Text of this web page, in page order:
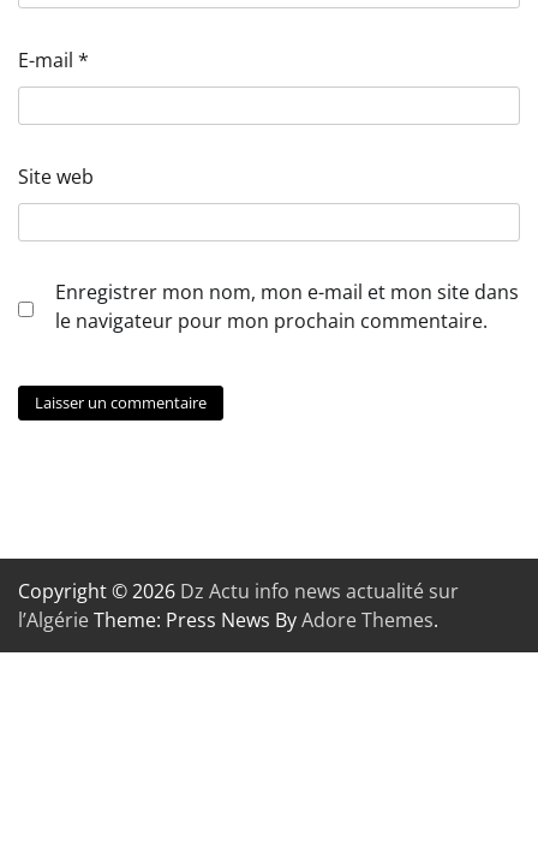
E-mail *
Site web
Enregistrer mon nom, mon e-mail et mon site dans
le navigateur pour mon prochain commentaire.
Copyright © 2026 Dz Actu info news actualité sur
l’AlgérieTheme: Press News ByAdore Themes.